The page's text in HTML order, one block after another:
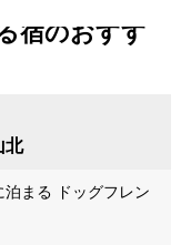
宿のおすす
北
泊まる ドッグフレン